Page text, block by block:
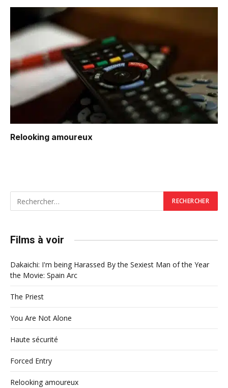
Relooking amoureux
Films à voir
Dakaichi: I'm being Harassed By the Sexiest Man of the Year
the Movie: Spain Arc
The Priest
You Are Not Alone
Haute sécurité
Forced Entry
Relooking amoureux